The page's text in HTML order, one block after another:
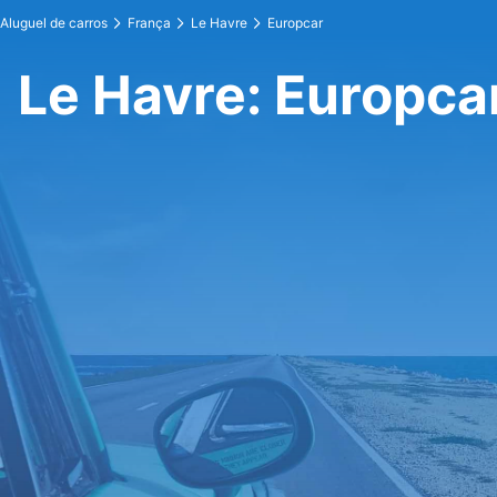
Aluguel de carros França Le Havre Europcar
Le Havre: